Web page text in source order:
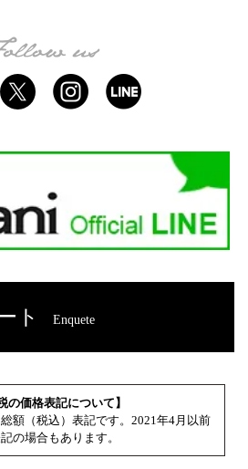
ト Enquete
の価格表記について】
額（税込）表記です。2021年4月以前
の場合もあります。